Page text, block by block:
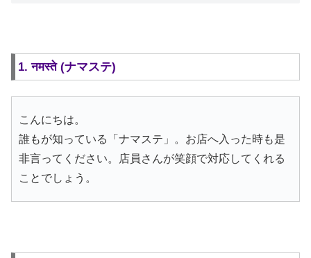
1. नमस्ते (ナマステ)
こんにちは。
誰もが知っている「ナマステ」。お店へ入った時も是
非言ってください。店員さんが笑顔で対応してくれる
ことでしょう。